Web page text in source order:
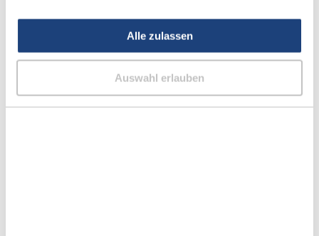
Alle zulassen
Auswahl erlauben
Ihnen zu Hause
Der profesionelle und ultrapräzise Hörtest vor Ort
ist bei AudioMee immer kostenlos und
unverbindlich. Unsere professionellen Hörtests
werden zudem immer von ausgebildeten